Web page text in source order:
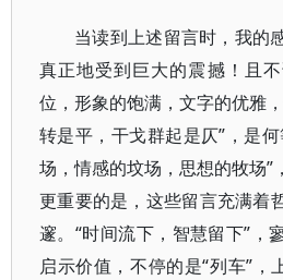
当读到上述留言时，我的
真正地受到巨大的震撼！且
位，形象的饱满，文字的优雅
转是平，干戈群起是仄”，是
场，情感的坟场，思想的牧场”
更重要的是，这些留言充满着
邃。“时间流下，智慧留下”，
启示价值，不停的是“列车”，